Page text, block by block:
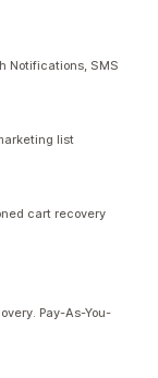
Notifications, SMS
list
cart recovery
Pay-As-You-